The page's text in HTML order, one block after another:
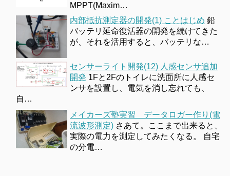
MPPT(Maxim…
内部抵抗測定器の開発(1) ことはじめ 鉛
バッテリ延命復活器の開発を続けてきた
が、それを活用すると、バッテリな…
センサーライト開発(12) 人感センサ追加
開発 1Fと2Fのトイレに洗面所に人感セ
ンサを設置し、電気を消し忘れても、
自…
メイカーズ塾実習 データロガー作り(電
流波形測定) さあて。ここまで出来ると、
実際の電力を測定してみたくなる。 自宅
の分電…